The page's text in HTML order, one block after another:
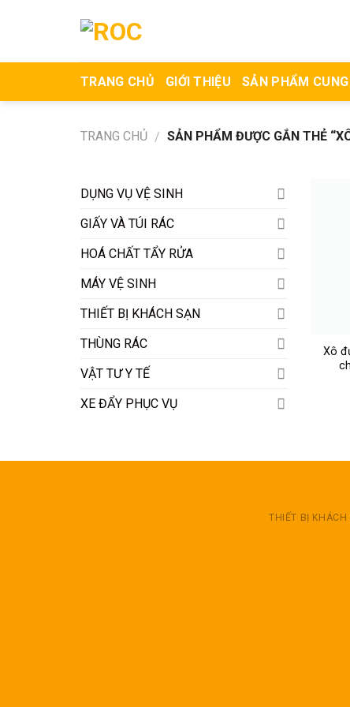
TRANG CHỦ GIỚI THIỆU SẢN PHẨM
TRANG CHỦ / SẢN PHẨM ĐƯỢC GẮN THẺ
DỤNG VỤ VỆ SINH
GIẤY VÀ TÚI RÁC
HOÁ CHẤT TẨY RỬA
MÁY VỆ SINH
THIẾT BỊ KHÁCH SẠN
THÙNG RÁC
VẬT TƯ Y TẾ
XE ĐẨY PHỤC VỤ
Xô
THIẾT BỊ KHÁCH